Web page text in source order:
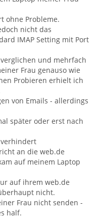
ohne Probleme.
nicht das
IMAP Setting mit Port
und mehrfach
Frau genauso wie
Probieren erhielt ich
von Emails - allerdings
später oder erst nach
verhindert
an die web.de
auf meinem Laptop
auf ihrem web.de
nicht.
Frau nicht senden -
half.